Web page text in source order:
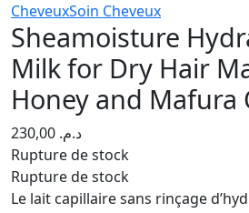
CheveuxSoin Cheveux
Sheamoisture
Milk for Dry Hair
Honey and Mafura
د.م.
Rupture de stock
Rupture de stock
Le lait capillaire sans rinçage